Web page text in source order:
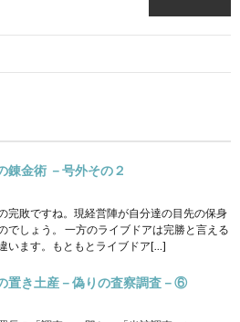
錬金術 －号外その２
完敗ですね。現経営陣が自分達の目先の保身
でしょう。 一方のライブドアは完勝と言える
います。もともとライブドア[…]
置き土産－偽りの査察調査－⑥